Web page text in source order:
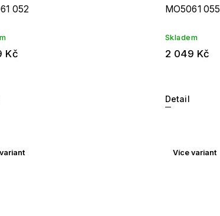
052
Kč
MO5061 055
Skladem
2 049 Kč
Detail
Více variant